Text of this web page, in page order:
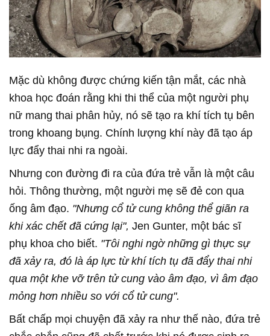
Mặc dù không được chứng kiến tận mắt, các nhà
khoa học đoán rằng khi thi thể của một người phụ
nữ mang thai phân hủy, nó sẽ tạo ra khí tích tụ bên
trong khoang bụng. Chính lượng khí này đã tạo áp
lực đẩy thai nhi ra ngoài.
Nhưng con đường đi ra của đứa trẻ vẫn là một câu
hỏi. Thông thường, một người mẹ sẽ đẻ con qua
ống âm đạo. "Nhưng cổ tử cung không thể giãn ra
khi xác chết đã cứng lại", Jen Gunter, một bác sĩ
phụ khoa cho biết. "Tôi nghi ngờ những gì thực sự
đã xảy ra, đó là áp lực từ khí tích tụ đã đẩy thai nhi
qua một khe vỡ trên tử cung vào âm đạo, vì âm đạo
mỏng hơn nhiều so với cổ tử cung".
Bất chấp mọi chuyện đã xảy ra như thế nào, đứa trẻ